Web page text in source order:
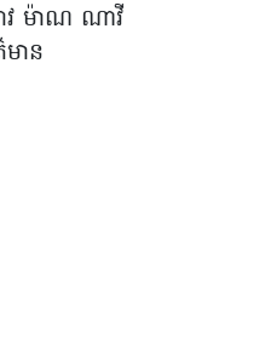
វ ម៉ាណ ណាវី
ាន